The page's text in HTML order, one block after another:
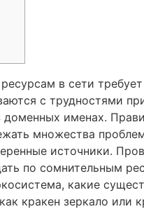
в сети
с трудностями
именах.
множества
источники.
по сомнительным
какие
кракен зеркало или